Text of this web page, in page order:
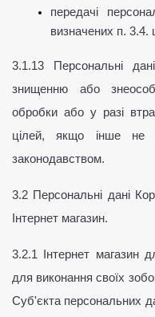
передачі
визначених п. 3.4.
3.1.13 Персональні
знищенню або
обробки або у разі
цілей, якщо інше не
законодавством.
3.2 Персональні дані
Інтернет магазин.
3.2.1 Інтернет магазин
для виконання своїх
Суб'єкта персональних